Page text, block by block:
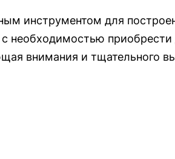
инструментом для
с необходимостью
внимания и тщательного